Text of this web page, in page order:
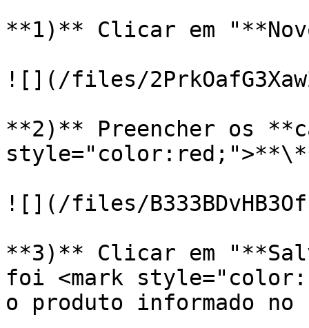
**1)** Clicar em
![](/files/
**2)** Preencher os
![](/files/
**3)** Clicar em
foi <mark
o produto informado no